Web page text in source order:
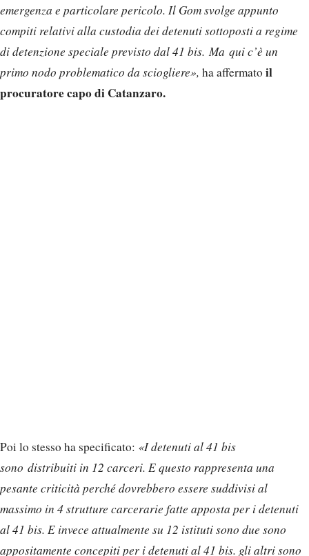
emergenza e particolare pericolo. Il Gom svolge appunto
compiti relativi alla custodia dei detenuti sottoposti a regime
di detenzione speciale previsto dal 41 bis. Ma qui c’è un
primo nodo problematico da sciogliere», ha affermato il
procuratore capo di Catanzaro.
Poi lo stesso ha specificato: «I detenuti al 41 bis
sono distribuiti in 12 carceri. E questo rappresenta una
pesante criticità perché dovrebbero essere suddivisi al
massimo in 4 strutture carcerarie fatte apposta per i detenuti
al 41 bis. E invece attualmente su 12 istituti sono due sono
appositamente concepiti per i detenuti al 41 bis. gli altri sono